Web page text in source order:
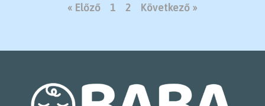
« Előző 1 2 Következő »